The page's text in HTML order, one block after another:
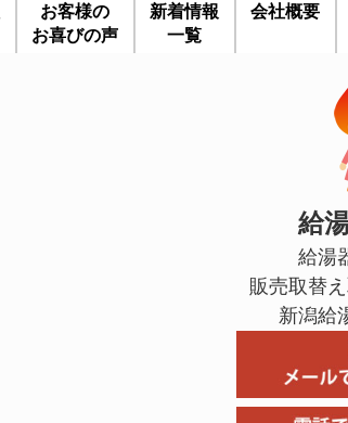
お客様の
お喜びの声
新着情報
一覧
会社概要
給
給湯
販売取替
新潟給